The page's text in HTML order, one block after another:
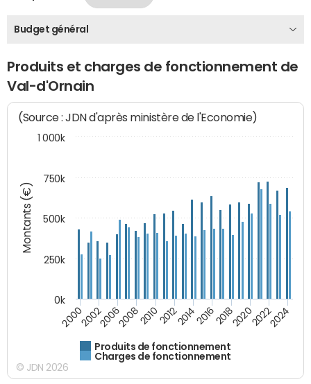
Budget général
Produits et charges de fonctionnement de
Val-d'Ornain
Montants (€)
(Source : JDN d'après ministère de l'Economie)
Produits de fonctionnement
Charges de fonctionnement
200020022006200820102012201420162018202020222024
0k
250k
500k
750k
1 000k
© JDN 2026